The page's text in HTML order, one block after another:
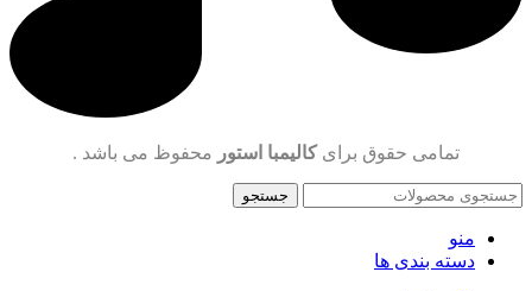
تمامی حقوق برایکالیمبا استور محفوظ می باشد .
جستجو
منو
دسته بندی ها